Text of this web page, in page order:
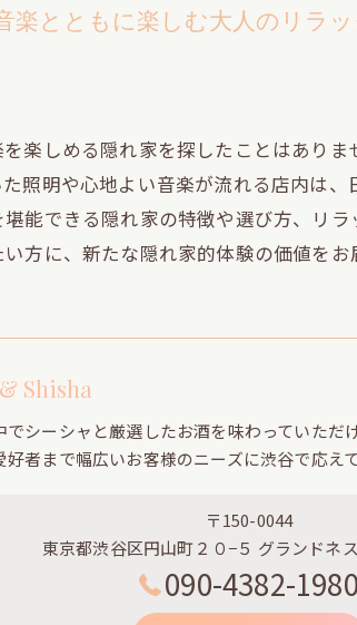
楽とともに楽しむ大人のリラ
楽しめる隠れ家を探したことはあり
照明や心地よい音楽が流れる店内は
能できる隠れ家の特徴や選び方、リ
方に、新たな隠れ家的体験の価値をお
Shisha
シーシャと厳選したお酒を味わっていた
者まで幅広いお客様のニーズに渋谷で応えて
〒150-0044
東京都渋谷区円山町２０−５ グランドネ
090-4382-1980